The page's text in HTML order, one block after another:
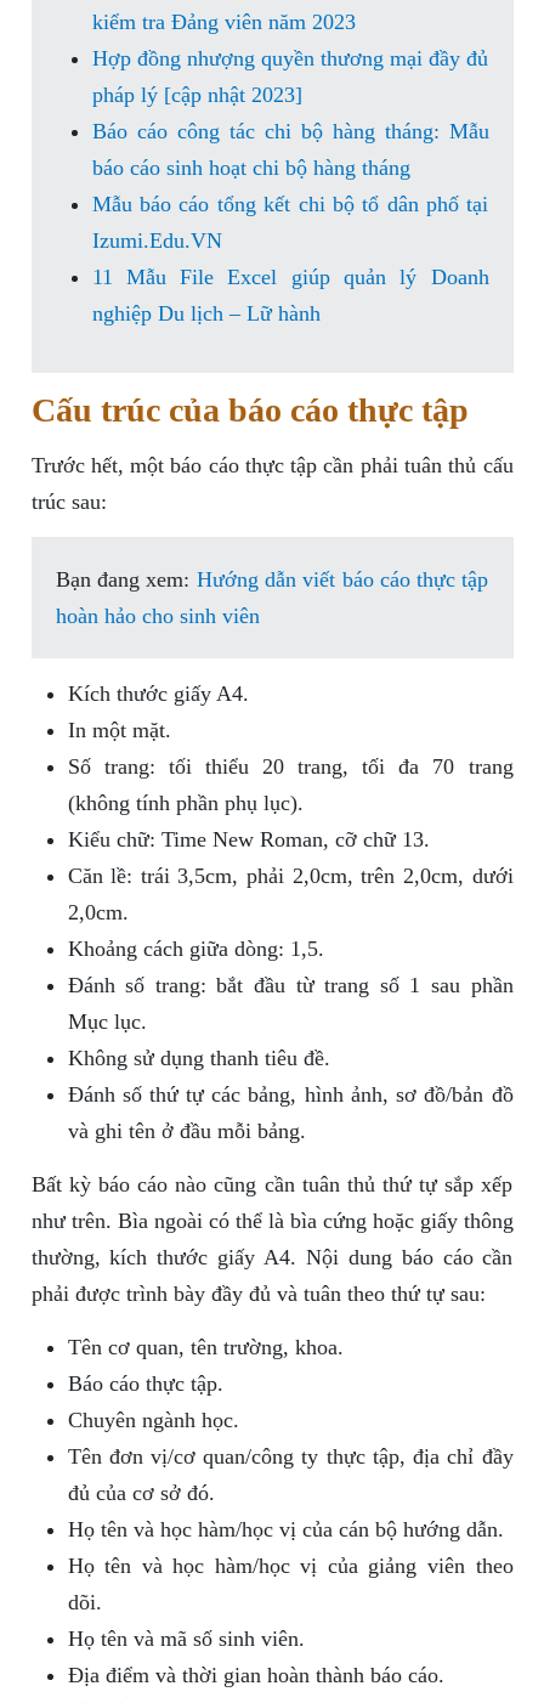
kiểm tra Đảng viên năm 2023
Hợp đồng nhượng quyền thương mại đầy đủ
pháp lý [cập nhật 2023]
Báo cáo công tác chi bộ hàng tháng: Mẫu
báo cáo sinh hoạt chi bộ hàng tháng
Mẫu báo cáo tổng kết chi bộ tổ dân phố tại
Izumi.Edu.VN
11 Mẫu File Excel giúp quản lý Doanh
nghiệp Du lịch – Lữ hành
Cấu trúc của báo cáo thực tập
Trước hết, một báo cáo thực tập cần phải tuân thủ cấu
trúc sau:
Bạn đang xem: Hướng dẫn viết báo cáo thực tập
hoàn hảo cho sinh viên
Kích thước giấy A4.
In một mặt.
Số trang: tối thiểu 20 trang, tối đa 70 trang
(không tính phần phụ lục).
Kiểu chữ: Time New Roman, cỡ chữ 13.
Căn lề: trái 3,5cm, phải 2,0cm, trên 2,0cm, dưới
2,0cm.
Khoảng cách giữa dòng: 1,5.
Đánh số trang: bắt đầu từ trang số 1 sau phần
Mục lục.
Không sử dụng thanh tiêu đề.
Đánh số thứ tự các bảng, hình ảnh, sơ đồ/bản đồ
và ghi tên ở đầu mỗi bảng.
Bất kỳ báo cáo nào cũng cần tuân thủ thứ tự sắp xếp
như trên. Bìa ngoài có thể là bìa cứng hoặc giấy thông
thường, kích thước giấy A4. Nội dung báo cáo cần
phải được trình bày đầy đủ và tuân theo thứ tự sau:
Tên cơ quan, tên trường, khoa.
Báo cáo thực tập.
Chuyên ngành học.
Tên đơn vị/cơ quan/công ty thực tập, địa chỉ đầy
đủ của cơ sở đó.
Họ tên và học hàm/học vị của cán bộ hướng dẫn.
Họ tên và học hàm/học vị của giảng viên theo
dõi.
Họ tên và mã số sinh viên.
Địa điểm và thời gian hoàn thành báo cáo.